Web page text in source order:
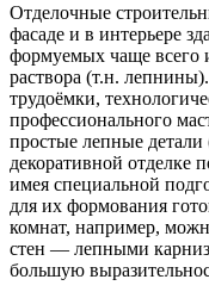
Отделочные
фасаде и в интерьере
формуемых чаще всего
раствора (т.н.
трудоёмки,
профессионального
простые лепные детали
декоративной отделке
имея специальной
для их формования
комнат, например,
стен — лепными
большую